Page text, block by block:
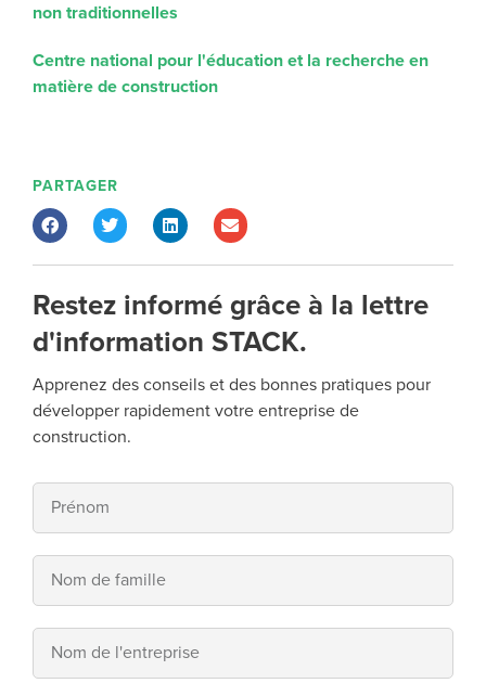
non traditionnelles
Centre national pour l'éducation et la recherche en
matière de construction
PARTAGER
Restez informé grâce à la lettre
d'information STACK.
Apprenez des conseils et des bonnes pratiques pour
développer rapidement votre entreprise de
construction.